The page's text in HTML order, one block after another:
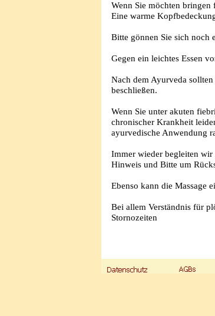
Wenn Sie möchten
Eine warme
Bitte gönnen Sie sich noch
Gegen ein leichtes Essen
Nach dem Ayurveda
beschließen.
Wenn Sie unter akuten
chronischer Krankheit
ayurvedische Anwendung
Immer wieder begleiten wir
Hinweis und Bitte um
Ebenso kann die Massage
Bei allem Verständnis für
Stornozeiten